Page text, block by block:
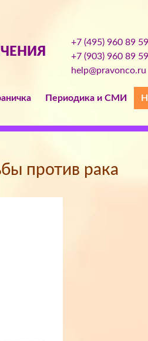
+7 (495) 960 89 59
+7 (903) 960 89 59
help@pravonco.ru
Периодика и СМИ
против рака